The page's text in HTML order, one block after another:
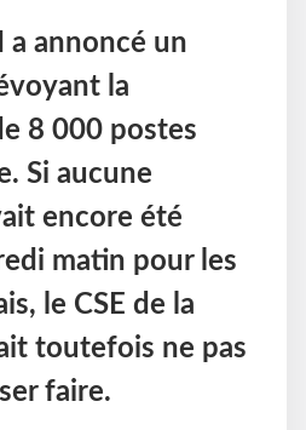
a annoncé un
la
8 000 postes
Si aucune
encore été
matin pour les
le CSE de la
toutefois ne pas
faire.